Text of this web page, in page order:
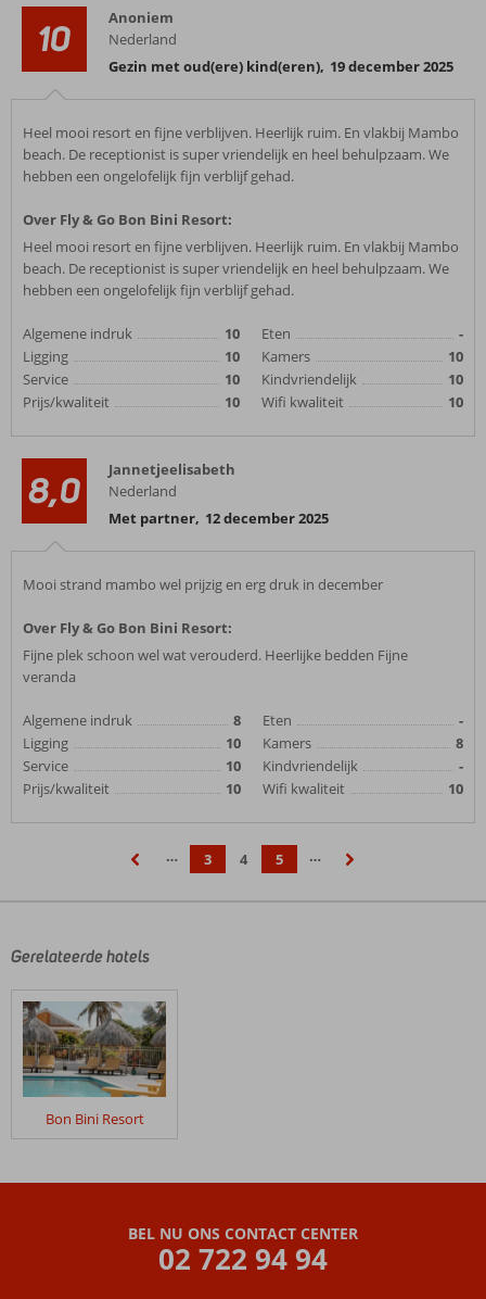
10
Anoniem
Nederland
Gezin met oud(ere) kind(eren), 19 december 2025
Heel mooi resort en fijne verblijven. Heerlijk ruim. En vlakbij Mambo
beach. De receptionist is super vriendelijk en heel behulpzaam. We
hebben een ongelofelijk fijn verblijf gehad.
Over Fly & Go Bon Bini Resort:
Heel mooi resort en fijne verblijven. Heerlijk ruim. En vlakbij Mambo
beach. De receptionist is super vriendelijk en heel behulpzaam. We
hebben een ongelofelijk fijn verblijf gehad.
Algemene indruk
10
Ligging
10
Service
10
Prijs/kwaliteit
10
Eten
-
Kamers
10
Kindvriendelijk
10
Wifi kwaliteit
10
8,0
Jannetjeelisabeth
Nederland
Met partner, 12 december 2025
Mooi strand mambo wel prijzig en erg druk in december
Over Fly & Go Bon Bini Resort:
Fijne plek schoon wel wat verouderd. Heerlijke bedden Fijne
veranda
Algemene indruk
8
Ligging
10
Service
10
Prijs/kwaliteit
10
Eten
-
Kamers
8
Kindvriendelijk
-
Wifi kwaliteit
10
… 3 4 5
…
Gerelateerde hotels
Bon Bini Resort
BEL NU ONS CONTACT CENTER
02 722 94 94